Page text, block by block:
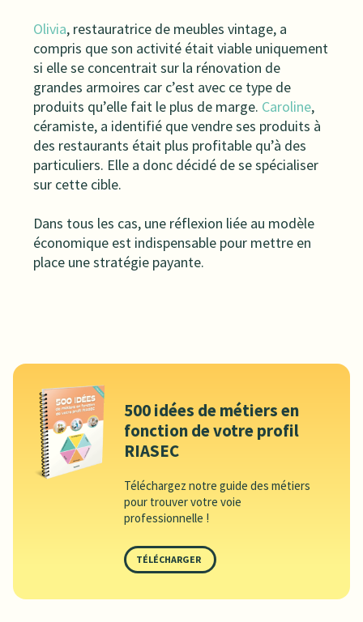
Olivia, restauratrice de meubles vintage, a
compris que son activité était viable uniquement
si elle se concentrait sur la rénovation de
grandes armoires car c’est avec ce type de
produits qu’elle fait le plus de marge. Caroline,
céramiste, a identifié que vendre ses produits à
des restaurants était plus profitable qu’à des
particuliers. Elle a donc décidé de se spécialiser
sur cette cible.
Dans tous les cas, une réflexion liée au modèle
économique est indispensable pour mettre en
place une stratégie payante.
500 idées de métiers en
fonction de votre profil
RIASEC
Téléchargez notre guide des métiers
pour trouver votre voie
professionnelle !
TÉLÉCHARGER